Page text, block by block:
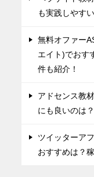
も実践しやす
無料オファー
エイト)でおす
件も紹介！
アドセンス教
にも良いのは？
ツイッターア
おすすめは？